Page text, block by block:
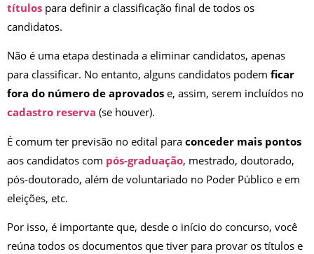
títulos para definir a classificação final de todos os
candidatos.
Não é uma etapa destinada a eliminar candidatos, apenas
para classificar. No entanto, alguns candidatos podem ficar
fora do número de aprovados e, assim, serem incluídos no
cadastro reserva (se houver).
É comum ter previsão no edital para conceder mais pontos
aos candidatos com pós-graduação, mestrado, doutorado,
pós-doutorado, além de voluntariado no Poder Público e em
eleições, etc.
Por isso, é importante que, desde o início do concurso, você
reúna todos os documentos que tiver para provar os títulos e